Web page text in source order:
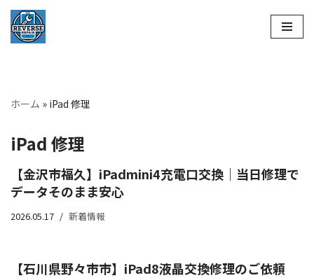
コ
ツ
ス
ッ
プ
ホーム » iPad 修理
iPad 修理
【金沢市福久】iPadmini4充電口交換｜当日修理で
データそのまま安心
2026.05.17 新着情報
【石川県野々市市】iPad8液晶交換修理のご依頼